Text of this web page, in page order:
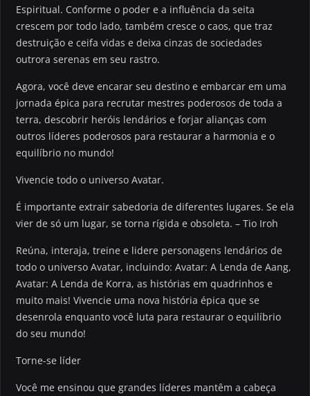
Espiritual. Conforme o poder e a influência da seita
crescem por todo lado, também cresce o caos, que traz
destruição e ceifa vidas e deixa cinzas de sociedades
outrora serenas em seu rastro.
Agora, você deve encarar seu destino e embarcar em uma
jornada épica para recrutar mestres poderosos de toda a
terra, descobrir heróis lendários e forjar alianças com
outros líderes poderosos para restaurar a harmonia e o
equilíbrio no mundo!
Vivencie todo o universo Avatar.
É importante extrair sabedoria de diferentes lugares. Se ela
vier de só um lugar, se torna rígida e obsoleta. – Tio Iroh
Reúna, interaja, treine e lidere personagens lendários de
todo o universo Avatar, incluindo: Avatar: A Lenda de Aang,
Avatar: A Lenda de Korra, as histórias em quadrinhos e
muito mais! Vivencie uma nova história épica que se
desenrola enquanto você luta para restaurar o equilíbrio
do seu mundo!
Torne-se líder
Você me ensinou que grandes líderes mantêm a cabeça